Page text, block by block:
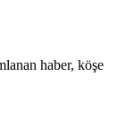
haber, köşe